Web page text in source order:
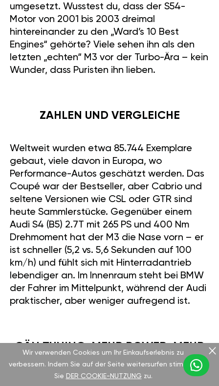
umgesetzt. Wusstest du, dass der S54-
Motor von 2001 bis 2003 dreimal
hintereinander zu den „Ward’s 10 Best
Engines“ gehörte? Viele sehen ihn als den
letzten „echten“ M3 vor der Turbo-Ära – kein
Wunder, dass Puristen ihn lieben.
ZAHLEN UND VERGLEICHE
Weltweit wurden etwa 85.744 Exemplare
gebaut, viele davon in Europa, wo
Performance-Autos geschätzt werden. Das
Coupé war der Bestseller, aber Cabrio und
seltene Versionen wie CSL oder GTR sind
heute Sammlerstücke. Gegenüber einem
Audi S4 (B5) 2.7T mit 265 PS und 400 Nm
Drehmoment hat der M3 die Nase vorn – er
ist schneller (5,2 vs. 5,6 Sekunden auf 100
km/h) und fühlt sich mit Hinterradantrieb
lebendiger an. Im Innenraum steht bei BMW
der Fahrer im Mittelpunkt, während der Audi
praktischer, aber weniger aufregend ist.
GÄN TUNING: MEHR POWER, MEHR
SPASS
Wir verwenden Cookies um Ihr Einkaufserlebnis zu
verbessern. Indem Sie auf der Seite weitersurfen stimmen
Sie DER COOKIE-NUTZUNG zu.